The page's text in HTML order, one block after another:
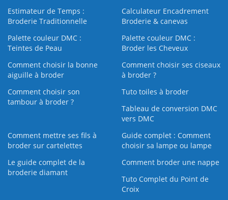
Estimateur de Temps :
Broderie Traditionnelle
Calculateur Encadrement
Broderie & canevas
Palette couleur DMC :
Teintes de Peau
Palette couleur DMC :
Broder les Cheveux
Comment choisir la bonne
aiguille à broder
Comment choisir ses ciseaux
à broder ?
Comment choisir son
tambour à broder ?
Tuto toiles à broder
Tableau de conversion DMC
vers DMC
Comment mettre ses fils à
broder sur cartelettes
Guide complet : Comment
choisir sa lampe ou lampe
Le guide complet de la
broderie diamant
Comment broder une nappe
Tuto Complet du Point de
Croix